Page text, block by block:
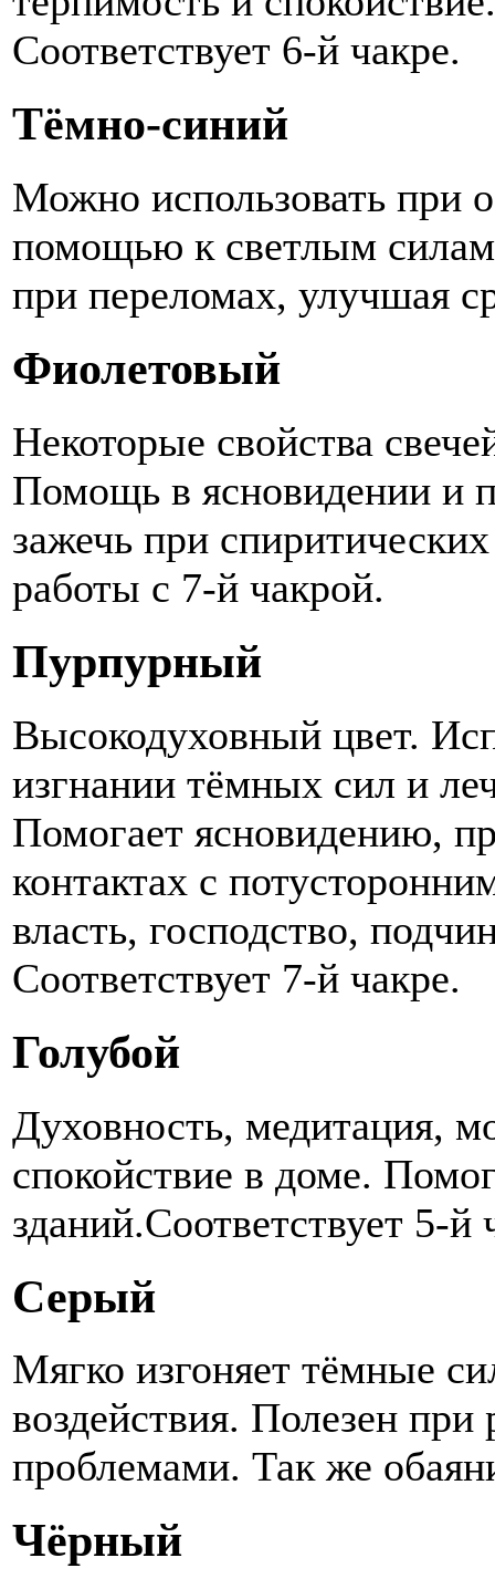
Соответствует 6-й чакре.
Тёмно-синий
Можно использовать при
помощью к светлым
при переломах, улучшая
Фиолетовый
Некоторые свойства
Помощь в ясновидении и
зажечь при
работы с 7-й чакрой.
Пурпурный
Высокодуховный цвет.
изгнании тёмных сил и
Помогает ясновидению,
контактах с
власть, господство,
Соответствует 7-й чакре.
Голубой
Духовность, медитация,
спокойствие в доме.
зданий.Соответствует 5-й
Серый
Мягко изгоняет тёмные
воздействия. Полезен
проблемами. Так же
Чёрный